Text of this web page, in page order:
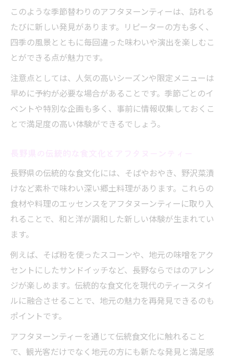
このような季節替わりのアフタヌーンティーは、訪れる
たびに新しい発見があります。リピーターの方も多く、
四季の風景とともに毎回違った味わいや演出を楽しむこ
とができる点が魅力です。
注意点としては、人気の高いシーズンや限定メニューは
早めに予約が必要な場合があることです。季節ごとのイ
ベントや特別な企画も多く、事前に情報収集しておくこ
とで満足度の高い体験ができるでしょう。
長野県の伝統的な食文化には、そばやおやき、野沢菜漬
けなど素朴で味わい深い郷土料理があります。これらの
食材や料理のエッセンスをアフタヌーンティーに取り入
れることで、和と洋が調和した新しい体験が生まれてい
ます。
例えば、そば粉を使ったスコーンや、地元の味噌をアク
セントにしたサンドイッチなど、長野ならではのアレン
ジが楽しめます。伝統的な食文化を現代のティースタイ
ルに融合させることで、地元の魅力を再発見できるのも
ポイントです。
アフタヌーンティーを通じて伝統食文化に触れること
で、観光客だけでなく地元の方にも新たな発見と満足感